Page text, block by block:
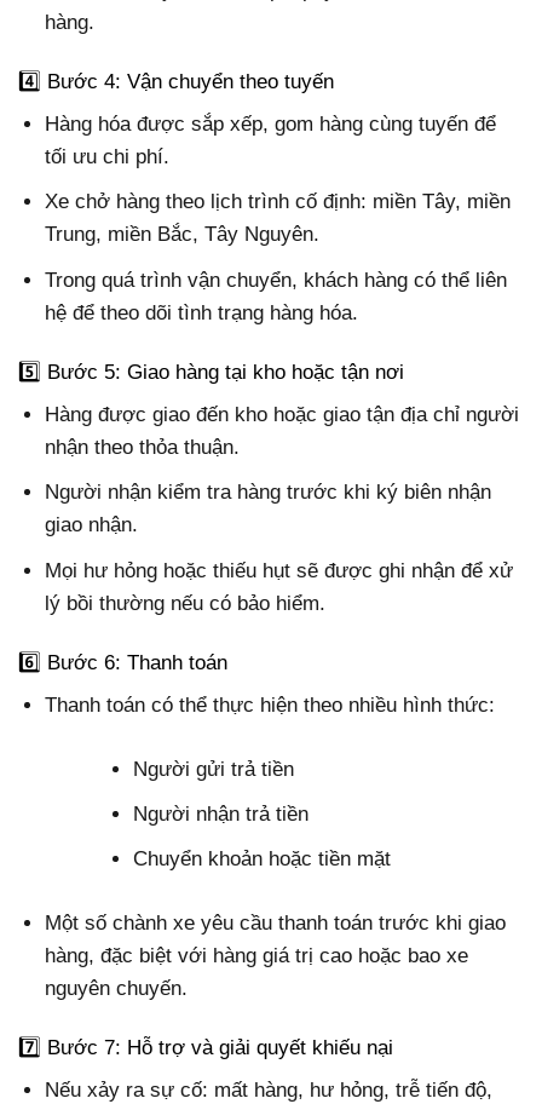
hàng.
4️⃣ Bước 4: Vận chuyển theo tuyến
Hàng hóa được sắp xếp, gom hàng cùng tuyến để
tối ưu chi phí.
Xe chở hàng theo lịch trình cố định: miền Tây, miền
Trung, miền Bắc, Tây Nguyên.
Trong quá trình vận chuyển, khách hàng có thể liên
hệ để theo dõi tình trạng hàng hóa.
5️⃣ Bước 5: Giao hàng tại kho hoặc tận nơi
Hàng được giao đến kho hoặc giao tận địa chỉ người
nhận theo thỏa thuận.
Người nhận kiểm tra hàng trước khi ký biên nhận
giao nhận.
Mọi hư hỏng hoặc thiếu hụt sẽ được ghi nhận để xử
lý bồi thường nếu có bảo hiểm.
6️⃣ Bước 6: Thanh toán
Thanh toán có thể thực hiện theo nhiều hình thức:
Người gửi trả tiền
Người nhận trả tiền
Chuyển khoản hoặc tiền mặt
Một số chành xe yêu cầu thanh toán trước khi giao
hàng, đặc biệt với hàng giá trị cao hoặc bao xe
nguyên chuyến.
7️⃣ Bước 7: Hỗ trợ và giải quyết khiếu nại
Nếu xảy ra sự cố: mất hàng, hư hỏng, trễ tiến độ,